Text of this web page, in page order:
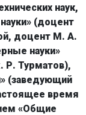
наук,
(доцент
доцент М. А.
науки»
Турматов),
(заведующий
время
«Общие